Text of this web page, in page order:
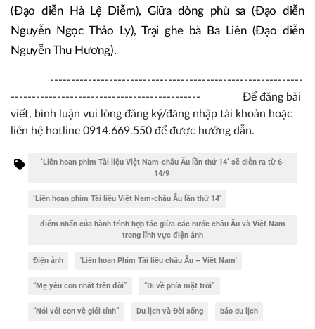
(Đạo diễn Hà Lệ Diễm), Giữa dòng phù sa (Đạo diễn
Nguyễn Ngọc Thảo Ly), Trại ghe bà Ba Liên (Đạo diễn
Nguyễn Thu Hương).
------------------------------------------------------------
--------------------------------------------- Để đăng bài
viết, bình luận vui lòng đăng ký/đăng nhập tài khoản hoặc
liên hệ hotline 0914.669.550 để được hướng dẫn.
‘Liên hoan phim Tài liệu Việt Nam-châu Âu lần thứ 14’ sẽ diễn ra từ 6-
14/9
‘Liên hoan phim Tài liệu Việt Nam-châu Âu lần thứ 14’
điểm nhấn của hành trình hợp tác giữa các nước châu Âu và Việt Nam
trong lĩnh vực điện ảnh
Điện ảnh 'Liên hoan Phim Tài liệu châu Âu – Việt Nam'
“Mẹ yêu con nhất trên đời” “Đi về phía mặt trời”
“Nói với con về giới tính” Du lịch và Đời sống báo du lịch